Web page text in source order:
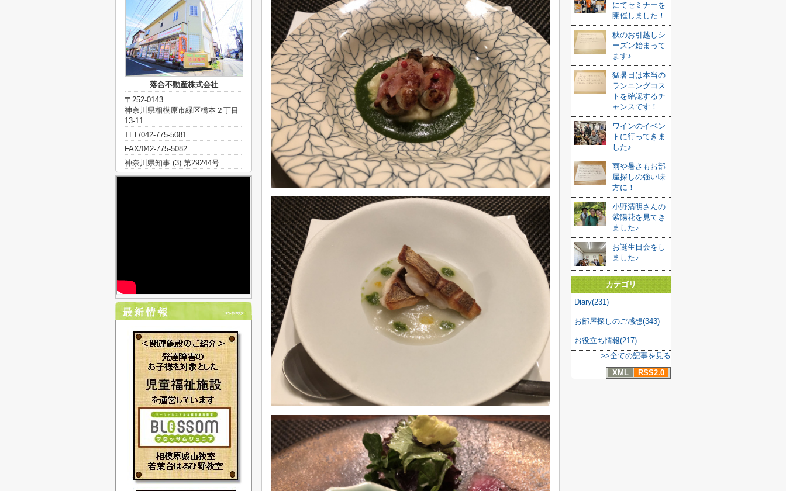
にてセミナーを
開催しました！
秋のお引越しシ
ーズン始まって
ます♪
猛暑日は本当の
ランニングコス
トを確認するチ
ャンスです！
ワインのイベン
トに行ってきま
した♪
雨や暑さもお部
屋探しの強い味
方に！
小野清明さんの
紫陽花を見てき
ました♪
お誕生日会をし
ました♪
カテゴリ
Diary(231)
お部屋探しのご感想(343)
お役立ち情報(217)
>>全ての記事を見る
XML
RSS2.0
落合不動産株式会社
〒252-0143
神奈川県相模原市緑区橋本２丁目
13-11
TEL/042-775-5081
FAX/042-775-5082
神奈川県知事 (3) 第29244号